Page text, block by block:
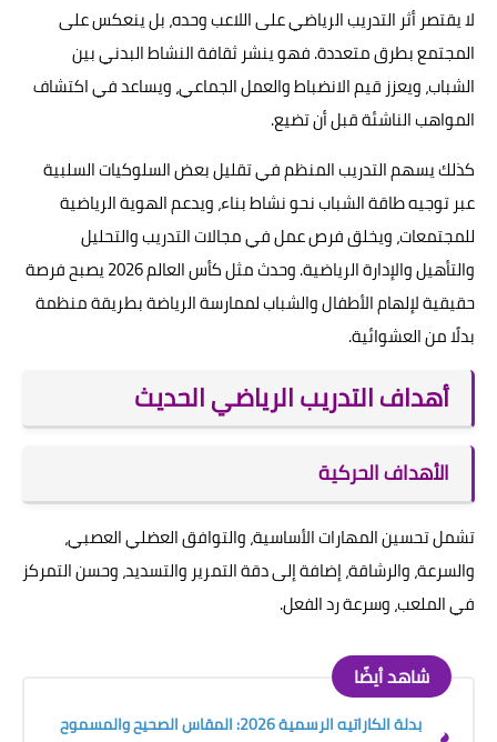
لا يقتصر أثر التدريب الرياضي على اللاعب وحده، بل ينعكس على
المجتمع بطرق متعددة. فهو ينشر ثقافة النشاط البدني بين
الشباب، ويعزز قيم الانضباط والعمل الجماعي، ويساعد في اكتشاف
المواهب الناشئة قبل أن تضيع.
كذلك يسهم التدريب المنظم في تقليل بعض السلوكيات السلبية
عبر توجيه طاقة الشباب نحو نشاط بناء، ويدعم الهوية الرياضية
للمجتمعات، ويخلق فرص عمل في مجالات التدريب والتحليل
والتأهيل والإدارة الرياضية. وحدث مثل كأس العالم 2026 يصبح فرصة
حقيقية لإلهام الأطفال والشباب لممارسة الرياضة بطريقة منظمة
بدلًا من العشوائية.
أهداف التدريب الرياضي الحديث
الأهداف الحركية
تشمل تحسين المهارات الأساسية، والتوافق العضلي العصبي،
والسرعة، والرشاقة، إضافة إلى دقة التمرير والتسديد، وحسن التمركز
في الملعب، وسرعة رد الفعل.
شاهد أيضًا
بدلة الكاراتيه الرسمية 2026: المقاس الصحيح والمسموح